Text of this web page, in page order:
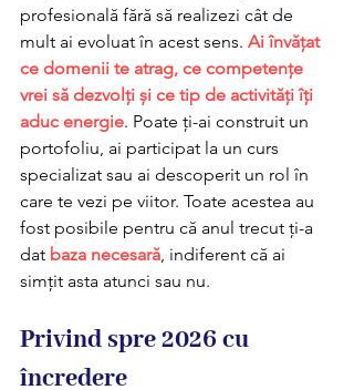
profesională fără să realizezi cât de
mult ai evoluat în acest sens. Ai învățat
ce domenii te atrag, ce competențe
vrei să dezvolți și ce tip de activități îți
aduc energie. Poate ți-ai construit un
portofoliu, ai participat la un curs
specializat sau ai descoperit un rol în
care te vezi pe viitor. Toate acestea au
fost posibile pentru că anul trecut ți-a
dat baza necesară, indiferent că ai
simțit asta atunci sau nu.
Privind spre 2026 cu
încredere